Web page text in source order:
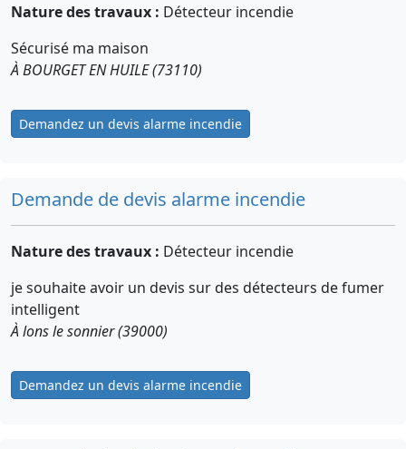
Nature des travaux : Détecteur incendie
Sécurisé ma maison
À BOURGET EN HUILE (73110)
Demandez un devis alarme incendie
Demande de devis alarme incendie
Nature des travaux : Détecteur incendie
je souhaite avoir un devis sur des détecteurs de fumer
intelligent
À lons le sonnier (39000)
Demandez un devis alarme incendie